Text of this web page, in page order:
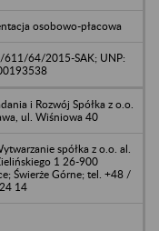
osobowo-płacowa
64/2015-SAK; UNP:
i Rozwój Spółka z o.o.
ul. Wiśniowa 40
spółka z o.o. al.
1 26-900
Świerże Górne; tel. +48 /
14